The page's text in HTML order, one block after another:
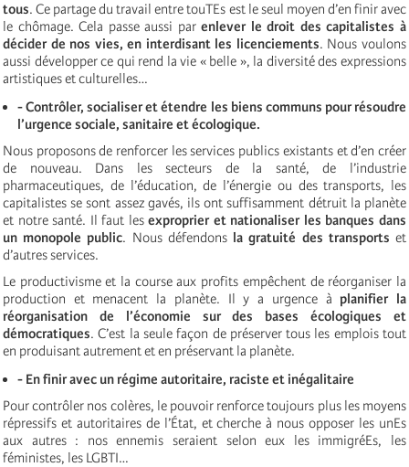
tous. Ce partage du travail entre touTEs est le seul moyen d’en finir avec
le chômage. Cela passe aussi parenlever le droit des capitalistes à
décider de nos vies, en interdisant les licenciements. Nous voulons
aussi développer ce qui rend la vie « belle », la diversité des expressions
artistiques et culturelles…
- Contrôler, socialiser et étendre les biens communs pour résoudre
l’urgence sociale, sanitaire et écologique.
Nous proposons de renforcer les services publics existants et d’en créer
de nouveau. Dans les secteurs de la santé, de l’industrie
pharmaceutiques, de l’éducation, de l’énergie ou des transports, les
capitalistes se sont assez gavés, ils ont suffisamment détruit la planète
et notre santé. Il faut lesexproprier et nationaliser les banques dans
un monopole public. Nous défendonsla gratuité des transports et
d’autres services.
Le productivisme et la course aux profits empêchent de réorganiser la
production et menacent la planète. Il y a urgence à planifier la
réorganisation de l’économie sur des bases écologiques et
démocratiques. C’est la seule façon de préserver tous les emplois tout
en produisant autrement et en préservant la planète.
- En finir avec un régime autoritaire, raciste et inégalitaire
Pour contrôler nos colères, le pouvoir renforce toujours plus les moyens
répressifs et autoritaires de l’État, et cherche à nous opposer les unEs
aux autres : nos ennemis seraient selon eux les immigréEs, les
féministes, les LGBTI…